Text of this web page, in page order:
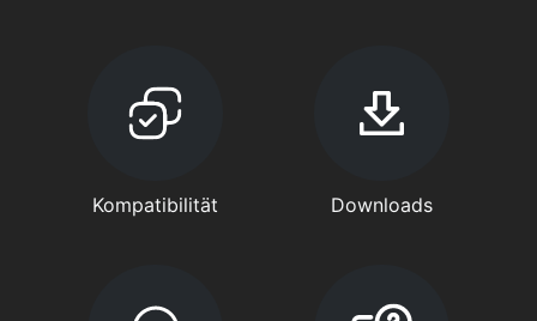
Kompatibilität Downloads